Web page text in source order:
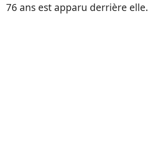
76 ans est apparu derrière elle.